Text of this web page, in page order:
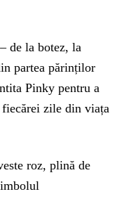
de la botez, la
partea părinților
Pinky pentru a
fiecărei zile din viața
roz, plină de